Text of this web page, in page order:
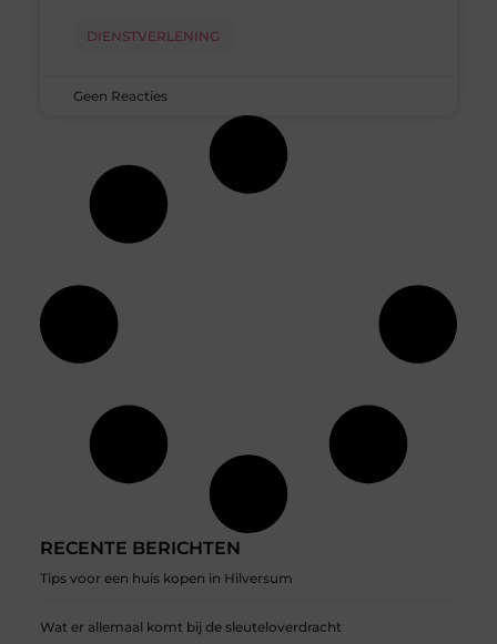
RECENTE BERICHTEN
Tips voor een huis kopen in Hilversum
Wat er allemaal komt bij de sleuteloverdracht
DIENSTVERLENING
Geen Reacties